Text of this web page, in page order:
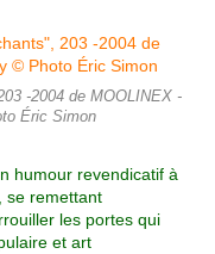
-2004 de MOOLINEX -
Éric Simon
humour revendicatif à
se remettant
les portes qui
et art